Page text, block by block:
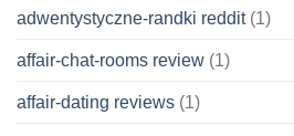
adwentystyczne-randki reddit(1)
affair-chat-rooms review (1)
affair-dating reviews (1)